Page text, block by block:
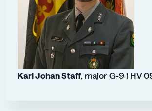
Karl Johan Staff, major G-9 i HV